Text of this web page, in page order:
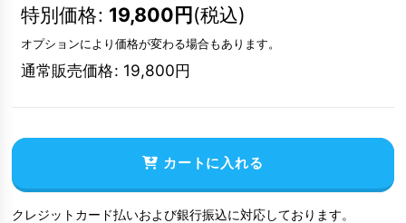
特別価格: 19,800円(税込)
オプションにより価格が変わる場合もあります。
通常販売価格: 19,800円
カートに入れる
クレジットカード払いおよび銀行振込に対応しております。